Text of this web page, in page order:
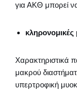
για ΑΚΘ μπορεί
κληρονομικές
Χαρακτηριστικά
μακρού
υπερτροφική